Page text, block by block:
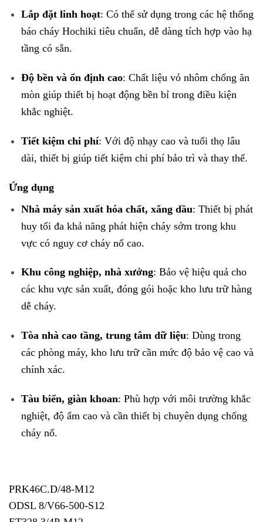
Lắp đặt linh hoạt: Có thể sử dụng trong các hệ thống
báo cháy Hochiki tiêu chuẩn, dễ dàng tích hợp vào hạ
tầng có sẵn.
Độ bền và ổn định cao: Chất liệu vỏ nhôm chống ăn
mòn giúp thiết bị hoạt động bền bỉ trong điều kiện
khắc nghiệt.
Tiết kiệm chi phí: Với độ nhạy cao và tuổi thọ lâu
dài, thiết bị giúp tiết kiệm chi phí bảo trì và thay thế.
Ứng dụng
Nhà máy sản xuất hóa chất, xăng dầu: Thiết bị phát
huy tối đa khả năng phát hiện cháy sớm trong khu
vực có nguy cơ cháy nổ cao.
Khu công nghiệp, nhà xưởng: Bảo vệ hiệu quả cho
các khu vực sản xuất, đóng gói hoặc kho lưu trữ hàng
dễ cháy.
Tòa nhà cao tầng, trung tâm dữ liệu: Dùng trong
các phòng máy, kho lưu trữ cần mức độ bảo vệ cao và
chính xác.
Tàu biển, giàn khoan: Phù hợp với môi trường khắc
nghiệt, độ ẩm cao và cần thiết bị chuyên dụng chống
cháy nổ.
PRK46C.D/48-M12
ODSL 8/V66-500-S12